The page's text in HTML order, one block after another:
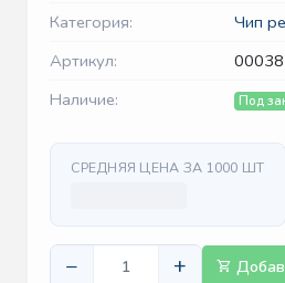
Категория:
Чип
Артикул:
Наличие:
Под
СРЕДНЯЯ ЦЕНА ЗА 1000 ШТ
− +